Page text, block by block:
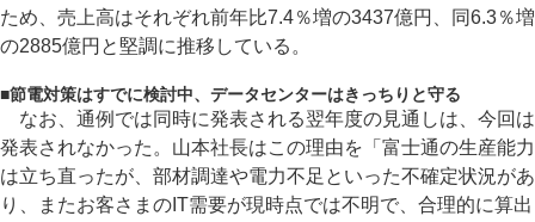
ため、売上高はそれぞれ前年比7.4％増の3437億円、同6.3％増
の2885億円と堅調に推移している。
■節電対策はすでに検討中、データセンターはきっちりと守る
なお、通例では同時に発表される翌年度の見通しは、今回は
発表されなかった。山本社長はこの理由を「富士通の生産能力
は立ち直ったが、部材調達や電力不足といった不確定状況があ
り、またお客さまのIT需要が現時点では不明で、合理的に算出